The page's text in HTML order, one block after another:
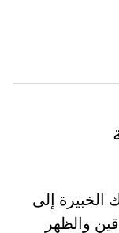
الخبيرة إلى
والظهر